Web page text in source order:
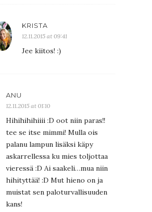
KRISTA
12.11.2015 at 09:41
Jee kiitos! :)
ANU
12.11.2015 at 01:10
Hihihihihiiii :D oot niin paras!!
tee se itse mimmi! Mulla ois
palanu lampun lisäksi käpy
askarrellessa ku mies toljottaa
vieressä :D Ai saakeli…mua niin
hihityttää! :D Mut hieno on ja
muistat sen paloturvallisuuden
kans!